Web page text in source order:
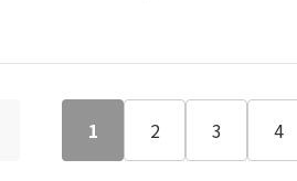
1 2 3 4